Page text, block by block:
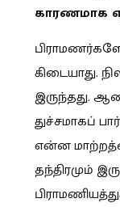
காரணமாக
கிடையாது.
இருந்தது.
துச்சமாகப்
என்ன
தந்திரமும்